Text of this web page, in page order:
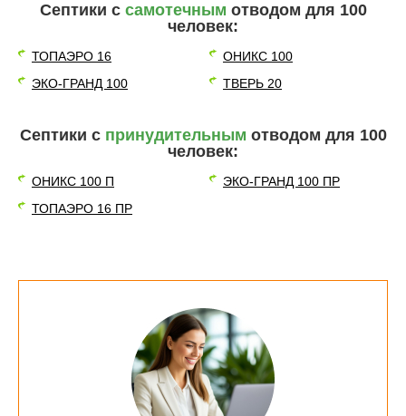
Септики с самотечным отводом для 100
человек:
ТОПАЭРО 16
ЭКО-ГРАНД 100
ОНИКС 100
ТВЕРЬ 20
Септики с принудительным отводом для 100
человек:
ОНИКС 100 П
ТОПАЭРО 16 ПР
ЭКО-ГРАНД 100 ПР